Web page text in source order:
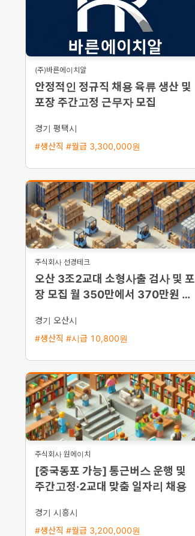
(주)바른에이치알
안정적인 정규직 채용 육류 생산 및
포장 주간고정 근무자 모집
경기 평택시
#생산직 #월급 3,300,000원
주식회사 선경테크
오산 3조2교대 소형사출 검사 및 포
장 모집 월 350만에서 370만원 이
경기 오산시
#생산직 #시급 10,800원
주식회사 원에이치
[중국동포 가능] 통근버스 운행 및
주간고정·2교대 맞춤 일자리 채용
경기 시흥시
#생산직 #월급 3,200,000원